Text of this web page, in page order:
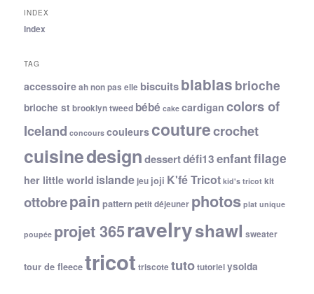
INDEX
Index
TAG
accessoireah non pas elle biscuitsblablas brioche
brioche st brooklyn tweed bébé cake cardigan colors of
Iceland concours couleurscouturecrochet
cuisinedesigndessertdéfi13enfantfilage
her little world islande jeu joji K'fé Tricot kid's tricot kit
ottobrepain pattern petit déjeuner photos plat unique
poupée projet 365ravelryshawl sweater
tour de fleecetricot triscote tutotutorielysolda